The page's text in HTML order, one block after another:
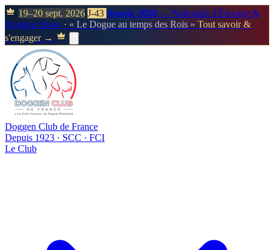
19–20 sept. 2026 J-43 Neuvic 2026 — Nationale d'Élevage &
Doggen Show · « Le Dogue au temps des Rois » Tout savoir &
s'engager →
Doggen Club de France
Depuis 1923 · SCC · FCI
Le Club